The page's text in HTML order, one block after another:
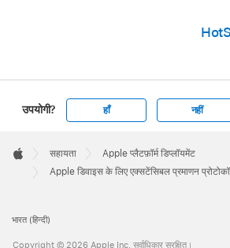
उपयोगी? हाँ नहीं
Footer

Apple
सहायता
Apple प्लैटफ़ॉर्म डिप्लॉयमेंट
Apple डिवाइस के लिए एक्सटेंसिबल प्रमाणन प्रोटोकॉल
भारत (हिन्दी)
Copyright © 2026 Apple Inc. सर्वाधिकार सुरक्षित।